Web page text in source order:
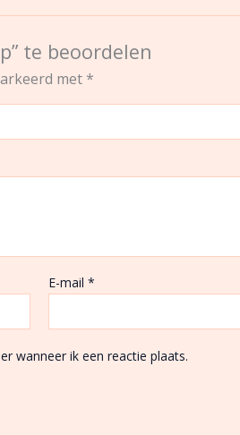
te beoordelen
met *
E-mail*
wanneer ik een reactie plaats.